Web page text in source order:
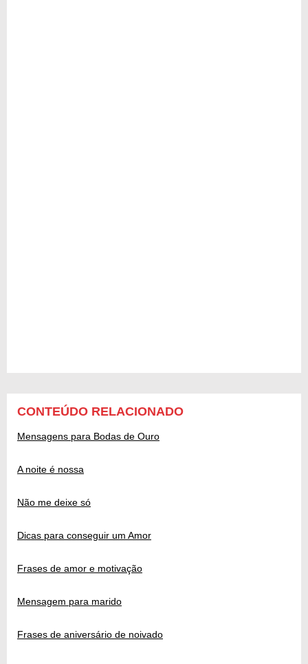
CONTEÚDO RELACIONADO
Mensagens para Bodas de Ouro
A noite é nossa
Não me deixe só
Dicas para conseguir um Amor
Frases de amor e motivação
Mensagem para marido
Frases de aniversário de noivado